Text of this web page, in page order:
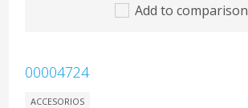
Add to comparison
00004724
ACCESORIOS